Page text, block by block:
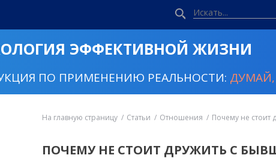
ЭФФЕКТИВНОЙ ЖИЗНИ
ПО ПРИМЕНЕНИЮ РЕАЛЬНОСТИ:
На главную страницу Статьи Отношения Почему не стоит
ПОЧЕМУ НЕ СТОИТ ДРУЖИТЬ С